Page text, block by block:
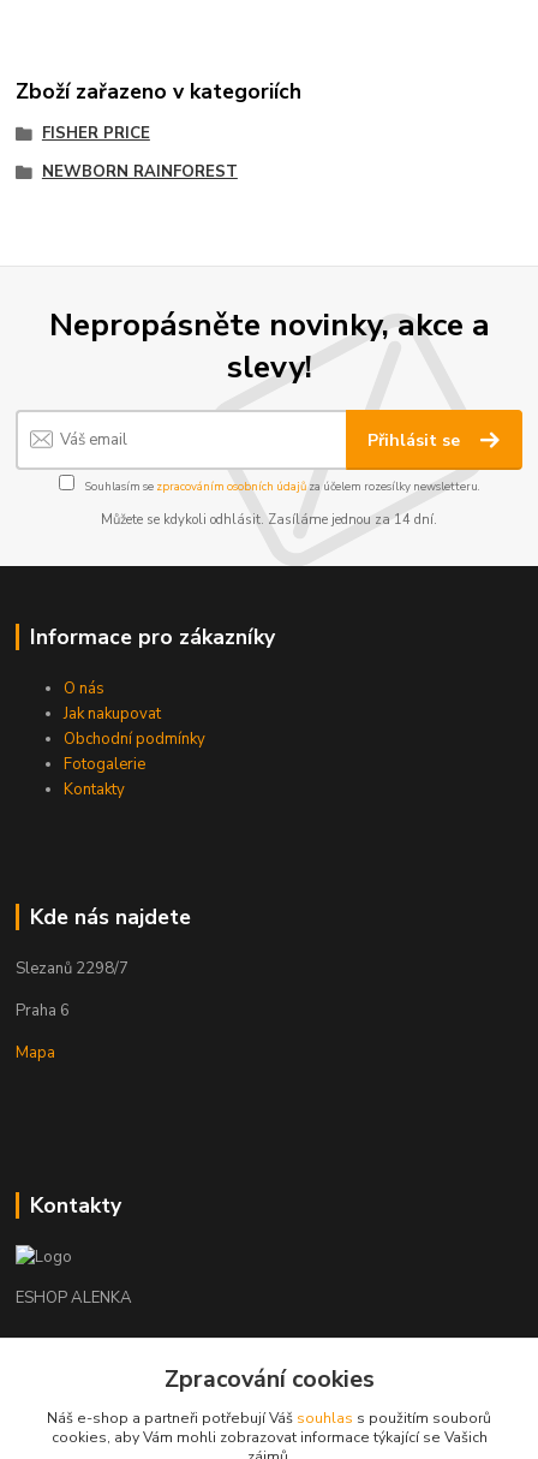
Zboží zařazeno v kategoriích
FISHER PRICE
NEWBORN RAINFOREST
Nepropásněte novinky, akce a
slevy!
Přihlásit se
Souhlasím se zpracováním osobních údajůza účelem rozesílky newsletteru.
Můžete se kdykoli odhlásit. Zasíláme jednou za 14 dní.
Informace pro zákazníky
O nás
Jak nakupovat
Obchodní podmínky
Fotogalerie
Kontakty
Kde nás najdete
Slezanů 2298/7
Praha 6
Mapa
Kontakty
ESHOP ALENKA
+420602541312
orechovka@inmes.cz
Zpracování cookies
Náš e-shop a partneři potřebují Váš souhlas s použitím souborů
cookies, aby Vám mohli zobrazovat informace týkající se Vašich